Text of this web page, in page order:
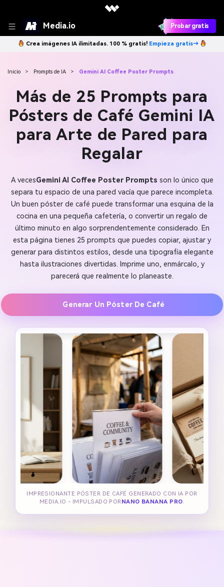
Media.io Probar gratis
Crea imágenes IA ilimitadas. 100 % gratis! Empieza gratis→
Inicio > Prompts de IA > Gemini AI Coffee Poster Prompts
Más de 25 Prompts para
Pósters de Café Gemini IA
para Arte de Pared para
Regalar
A vecesGemini AI Coffee Poster Prompts son lo único que
separa tu espacio de una pared vacía que parece incompleta.
Un buen póster de café puede transformar una esquina de la
cocina en una pequeña cafetería, o convertir un regalo de
último minuto en algo sorprendentemente considerado. En
esta página tienes 25 prompts que puedes copiar, ajustar y
generar para distintos estilos, desde una tipografía elegante
hasta ilustraciones divertidas. Imprime uno, enmárcalo, y
parecerá que realmente lo planeaste.
Generar Un Póster De Café
IMPRESIONANTE PÓSTER DE CAFÉ GENERADO CON IA POR
MEDIA.IO - IMPULSADO POR NANO BANANA PRO.